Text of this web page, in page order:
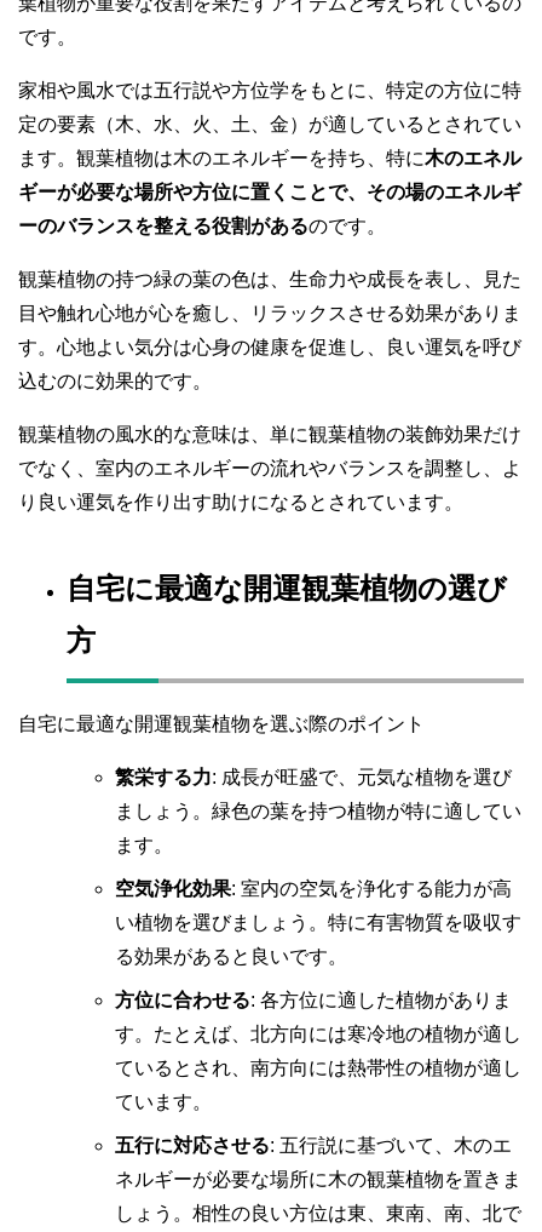
です。
家相や風水では五行説や方位学をもとに、特定の方位に特
定の要素（木、水、火、土、金）が適しているとされてい
ます。観葉植物は木のエネルギーを持ち、特に木のエネル
ギーが必要な場所や方位に置くことで、その場のエネルギ
ーのバランスを整える役割があるのです。
観葉植物の持つ緑の葉の色は、生命力や成長を表し、見た
目や触れ心地が心を癒し、リラックスさせる効果がありま
す。心地よい気分は心身の健康を促進し、良い運気を呼び
込むのに効果的です。
観葉植物の風水的な意味は、単に観葉植物の装飾効果だけ
でなく、室内のエネルギーの流れやバランスを調整し、よ
り良い運気を作り出す助けになるとされています。
自宅に最適な開運観葉植物の選び
方
自宅に最適な開運観葉植物を選ぶ際のポイント
繁栄する力: 成長が旺盛で、元気な植物を選び
ましょう。緑色の葉を持つ植物が特に適してい
ます。
空気浄化効果: 室内の空気を浄化する能力が高
い植物を選びましょう。特に有害物質を吸収す
る効果があると良いです。
方位に合わせる: 各方位に適した植物がありま
す。たとえば、北方向には寒冷地の植物が適し
ているとされ、南方向には熱帯性の植物が適し
ています。
五行に対応させる: 五行説に基づいて、木のエ
ネルギーが必要な場所に木の観葉植物を置きま
しょう。相性の良い方位は東、東南、南、北で